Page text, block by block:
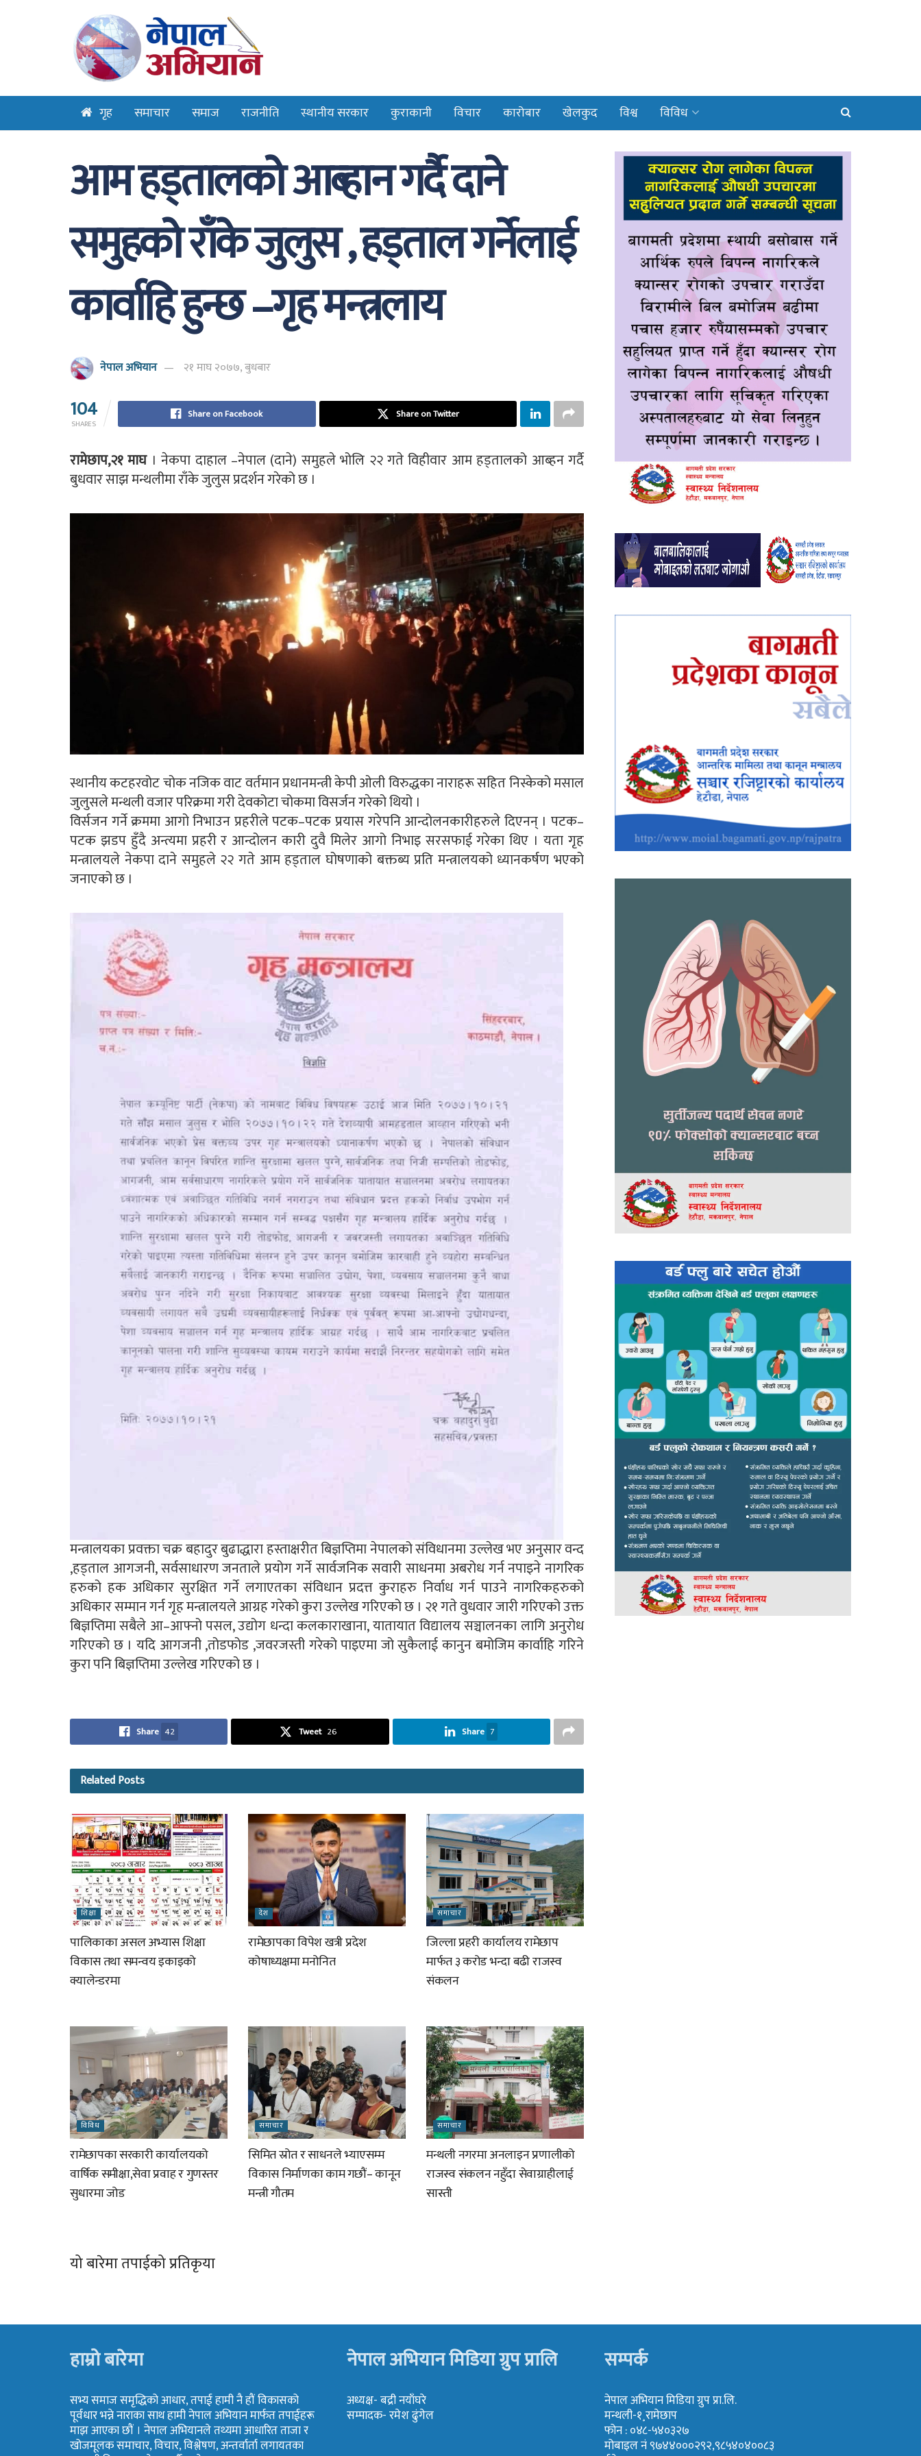
गृह समाचार समाज राजनीति स्थानीय सरकार कुराकानी विचार कारोबार खेलकुद विश्व विविध
आम हड्तालको आब्हान गर्दै दाने
समुहको राँके जुलुस , हड्ताल गर्नेलाई
कार्वाहि हुन्छ –गृह मन्त्रलाय
नेपाल अभियान २१ माघ २०७७, बुधबार
104
SHARES
Share on Facebook Share on Twitter
रामेछाप,२१ माघ। नेकपा दाहाल –नेपाल (दाने) समुहले भोलि २२ गते विहीवार आम हड्तालको आब्हन गर्दै
बुधवार साझ मन्थलीमा राँके जुलुस प्रदर्शन गरेको छ ।
स्थानीय कटहरवोट चोक नजिक वाट वर्तमान प्रधानमन्त्री केपी ओली विरुद्धका नाराहरू सहित निस्केको मसाल
जुलुसले मन्थली वजार परिक्रमा गरी देवकोटा चोकमा विसर्जन गरेको थियो ।
विर्सजन गर्ने क्रममा आगो निभाउन प्रहरीले पटक–पटक प्रयास गरेपनि आन्दोलनकारीहरुले दिएनन् । पटक–
पटक झडप हुँदै अन्त्यमा प्रहरी र आन्दोलन कारी दुवै मिलेर आगो निभाइ सरसफाई गरेका थिए । यता गृह
मन्त्रालयले नेकपा दाने समुहले २२ गते आम हड्ताल घोषणाको बक्तब्य प्रति मन्त्रालयको ध्यानकर्षण भएको
जनाएको छ ।
मन्त्रालयका प्रवक्ता चक्र बहादुर बुढाद्धारा हस्ताक्षरीत बिज्ञप्तिमा नेपालको संविधानमा उल्लेख भए अनुसार वन्द
,हड्ताल आगजनी, सर्वसाधारण जनताले प्रयोग गर्ने सार्वजनिक सवारी साधनमा अबरोध गर्न नपाइने नागरिक
हरुको हक अधिकार सुरक्षित गर्ने लगाएतका संविधान प्रदत्त कुराहरु निर्वाध गर्न पाउने नागरिकहरुको
अधिकार सम्मान गर्न गृह मन्त्रालयले आग्रह गरेको कुरा उल्लेख गरिएको छ । २१ गते वुधवार जारी गरिएको उक्त
बिज्ञप्तिमा सबैले आ–आफ्नो पसल, उद्योग धन्दा कलकाराखाना, यातायात विद्यालय सञ्चालनका लागि अनुरोध
गरिएको छ । यदि आगजनी ,तोडफोड ,जवरजस्ती गरेको पाइएमा जो सुकैलाई कानुन बमोजिम कार्वाहि गरिने
कुरा पनि बिज्ञप्तिमा उल्लेख गरिएको छ ।
Share 42 Tweet 26 Share 7
RelatedPosts
शिक्षा
पालिकाका असल अभ्यास शिक्षा
विकास तथा समन्वय इकाइको
क्यालेन्डरमा
देश
रामेछापका विपेश खत्री प्रदेश
कोषाध्यक्षमा मनोनित
समाचार
जिल्ला प्रहरी कार्यालय रामेछाप
मार्फत ३ करोड भन्दा बढी राजस्व
संकलन
विविध
रामेछापका सरकारी कार्यालयको
वार्षिक समीक्षा,सेवा प्रवाह र गुणस्तर
सुधारमा जोड
समाचार
सिमित स्रोत र साधनले भ्याएसम्म
विकास निर्माणका काम गछौं– कानून
मन्त्री गौतम
समाचार
मन्थली नगरमा अनलाइन प्रणालीको
राजस्व संकलन नहुँदा सेवाग्राहीलाई
सास्ती
यो बारेमा तपाईको प्रतिकृया
हाम्रो बारेमा
सभ्य समाज समृद्धिको आधार, तपाई हामी नै हौं विकासको
पूर्वधार भन्ने नाराका साथ हामी नेपाल अभियान मार्फत तपाईहरू
माझ आएका छौं । नेपाल अभियानले तथ्यमा आधारित ताजा र
खोजमूलक समाचार, विचार, विश्लेषण, अन्तर्वार्ता लगायतका
नेपाल अभियान मिडिया ग्रुप प्रालि
अध्यक्ष- बद्री नयाँघरे
सम्पादक- रमेश ढुंगेल
सम्पर्क
नेपाल अभियान मिडिया ग्रुप प्रा.लि.
मन्थली-१¸रामेछाप
फोन : ०४८-५४०३२७
मोबाइल नं ९७४४०००२९२,९८५४०४००८३